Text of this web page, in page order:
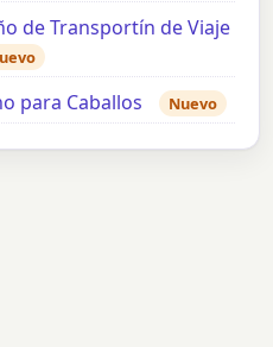
de Transportín de Viaje
para Caballos Nuevo